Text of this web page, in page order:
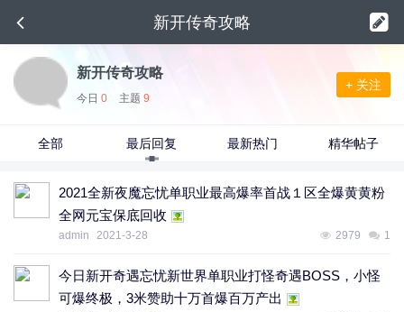
新开传奇攻略
新开传奇攻略
今日 0 主题 9
+ 关注
全部 最后回复 最新热门 精华帖子
2021全新夜魔忘忧单职业最高爆率首战１区全爆黄黄粉
全网元宝保底回收
admin 2021-3-28 2979 1
今日新开奇遇忘忧新世界单职业打怪奇遇BOSS，小怪
可爆终极，3米赞助十万首爆百万产出